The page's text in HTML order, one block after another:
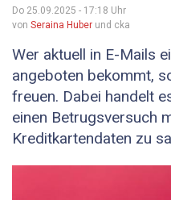
Do 25.09.2025 - 17:18 Uhr
von Seraina Huber und cka
Wer aktuell in E-Mails
angeboten bekommt,
freuen. Dabei handelt
einen Betrugsversuch
Kreditkartendaten zu